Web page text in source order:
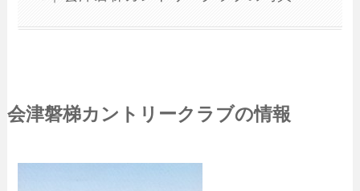
会津磐梯カントリークラブの情報